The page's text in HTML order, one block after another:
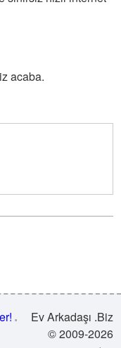
acaba.
Ev Arkadaşı .Biz
© 2009-2026